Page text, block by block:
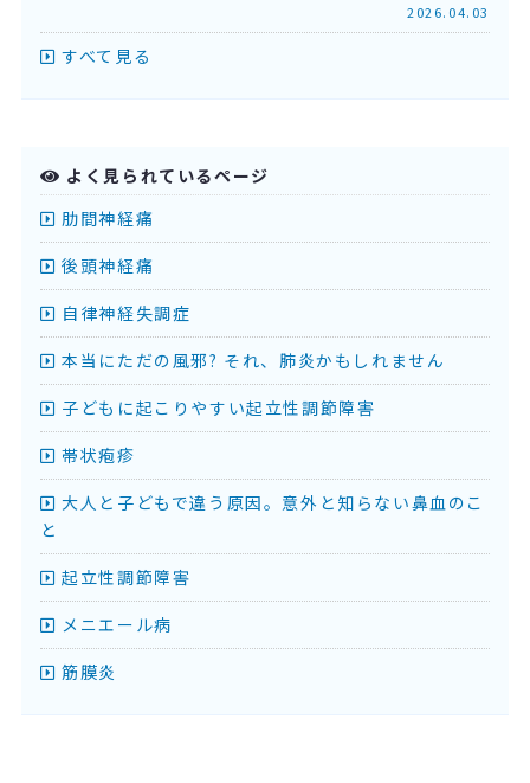
2026.04.03
すべて見る
よく見られているページ
肋間神経痛
後頭神経痛
自律神経失調症
本当にただの風邪? それ、肺炎かもしれません
子どもに起こりやすい起立性調節障害
帯状疱疹
大人と子どもで違う原因。意外と知らない鼻血のこ
と
起立性調節障害
メニエール病
筋膜炎